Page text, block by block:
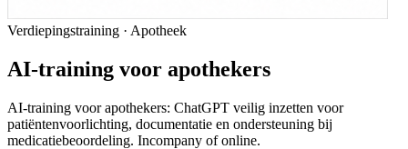
Verdiepingstraining · Apotheek
AI-training voor apothekers
AI-training voor apothekers: ChatGPT veilig inzetten voor
patiëntenvoorlichting, documentatie en ondersteuning bij
medicatiebeoordeling. Incompany of online.